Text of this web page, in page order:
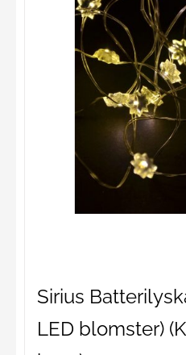
Sirius
LED blomster)